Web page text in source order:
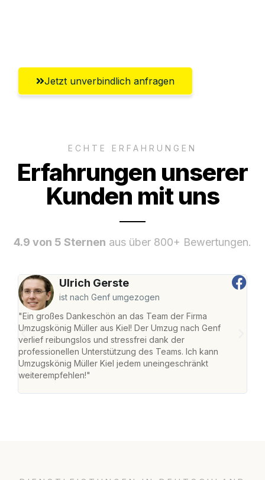
Jetzt unverbindlich anfragen
ECHTE ERFAHRUNGEN
Erfahrungen unserer
Kunden mit uns
4.9 von 5 Sternen aus über 800+ Bewertungen.
Ulrich Gerste
ist nach Genf umgezogen
"Ein großes Dankeschön an das Team der Firma
Umzugskönig Müller aus Kiel! Der Umzug nach Genf
verlief reibungslos und stressfrei dank der
professionellen Unterstützung des Teams. Ich kann
Umzugskönig Müller Kiel jedem uneingeschränkt
weiterempfehlen!"